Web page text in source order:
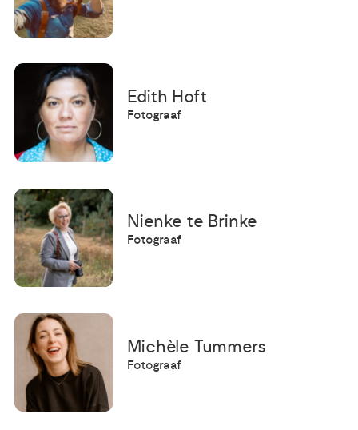
Edith Hoft
Fotograaf
Nienke te Brinke
Fotograaf
Michèle Tummers
Fotograaf